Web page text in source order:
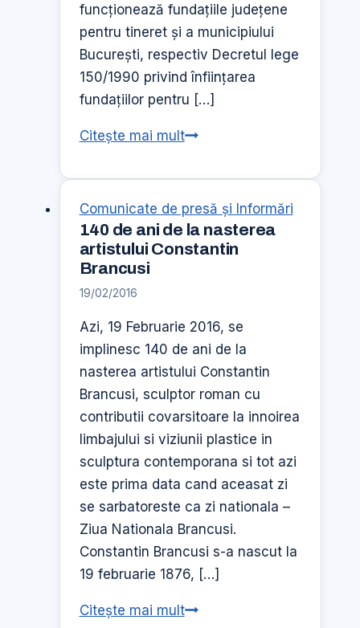
funcţionează fundaţiile judeţene
pentru tineret şi a municipiului
Bucureşti, respectiv Decretul lege
150/1990 privind înfiinţarea
fundaţiilor pentru […]
Citește mai multPOLITIZAREA
„NAŢIONALIZAREA”
FUNDAŢIILOR
PENTRU
TINERET
Comunicate de presă şi Informări
140 de ani de la nasterea
artistului Constantin
Brancusi
19/02/2016
Azi, 19 Februarie 2016, se
implinesc 140 de ani de la
nasterea artistului Constantin
Brancusi, sculptor roman cu
contributii covarsitoare la innoirea
limbajului si viziunii plastice in
sculptura contemporana si tot azi
este prima data cand aceasat zi
se sarbatoreste ca zi nationala –
Ziua Nationala Brancusi.
Constantin Brancusi s-a nascut la
19 februarie 1876, […]
Citește mai mult140